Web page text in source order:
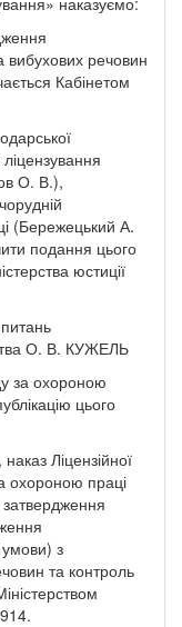
вибухових речовин
Кабінетом
О. В.),
(Бережецький А.
подання цього
юстиції
О. В. КУЖЕЛЬ
за охороною
цього
Ліцензійної
охороною праці
умови) з
та контроль